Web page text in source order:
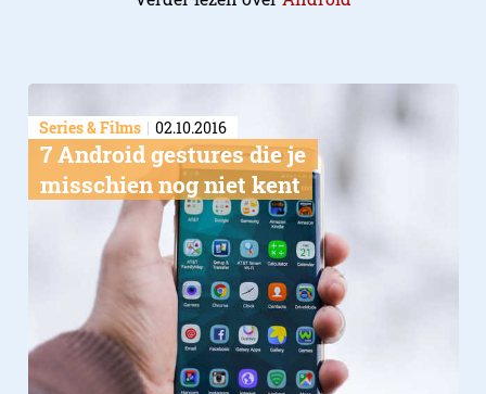
Series & Films 02.10.2016
7 Android gestures die je
misschien nog niet kent